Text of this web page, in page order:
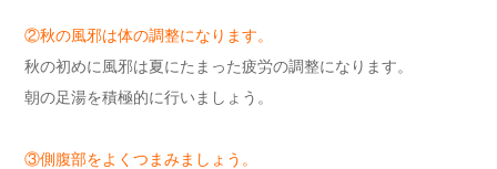
②秋の風邪は体の調整になります。
秋の初めに風邪は夏にたまった疲労の調整になります。
朝の足湯を積極的に行いましょう。
③側腹部をよくつまみましょう。